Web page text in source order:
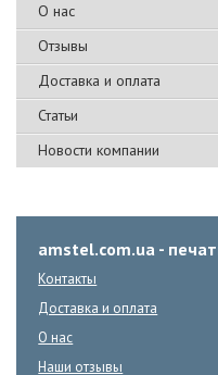
О нас
Отзывы
Доставка и оплата
Статьи
Новости компании
amstel.com.ua -
Контакты
Доставка и оплата
О нас
Наши отзывы